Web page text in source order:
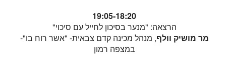
19:05-18:20
הרצאה: "מנער בסיכון לחייל עם סיכוי"
מר מושיק וולף, מנהל מכינה קדם צבאית- "אשר רוח בו"-
במצפה רמון